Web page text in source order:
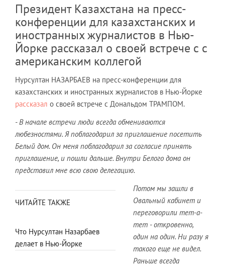
Президент Казахстана на пресс-
конференции для казахстанских и
иностранных журналистов в Нью-
Йорке рассказал о своей встрече с с
американским коллегой
Нурсултан НАЗАРБАЕВ на пресс-конференции для
казахстанских и иностранных журналистов в Нью-Йорке
рассказал о своей встрече с Дональдом ТРАМПОМ.
- В начале встречи люди всегда обмениваются
любезностями. Я поблагодарил за приглашение посетить
Белый дом. Он меня поблагодарил за согласие принять
приглашение, и пошли дальше. Внутри Белого дома он
представил мне всю свою делегацию.
ЧИТАЙТЕ ТАКЖЕ
Что Нурсултан Назарбаев
делает в Нью-Йорке
Потом мы зашли в
Овальный кабинет и
переговорили тет-а-
тет - откровенно,
один на один. Ни разу я
такого еще не видел.
Раньше всегда